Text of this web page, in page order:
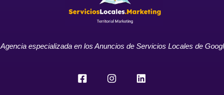
Agencia especializada en los Anuncios de Servicios Locales de